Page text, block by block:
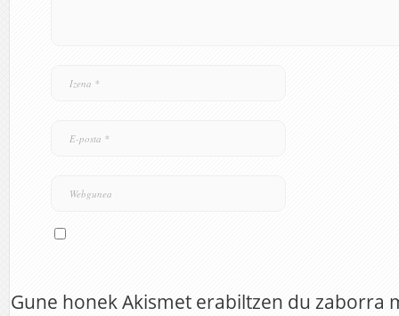
Gune honek Akismet erabiltzen du zaborra